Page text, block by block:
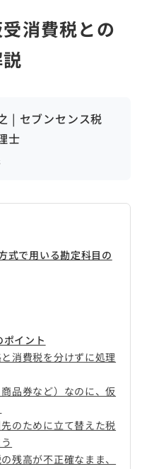
消費税との
| セブンセンス税
士
式で用いる勘定科目の
イント
消費税を分けずに処理
品券など）なのに、仮
のために立て替えた税
残高が不正確なまま、